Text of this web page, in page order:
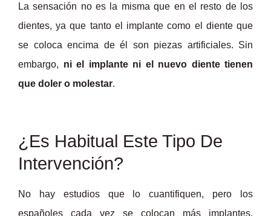
La sensación no es la misma que en el resto de los
dientes, ya que tanto el implante como el diente que
se coloca encima de él son piezas artificiales. Sin
embargo, ni el implante ni el nuevo diente tienen
que doler o molestar.
¿Es Habitual Este Tipo De
Intervención?
No hay estudios que lo cuantifiquen, pero los
españoles cada vez se colocan más implantes.